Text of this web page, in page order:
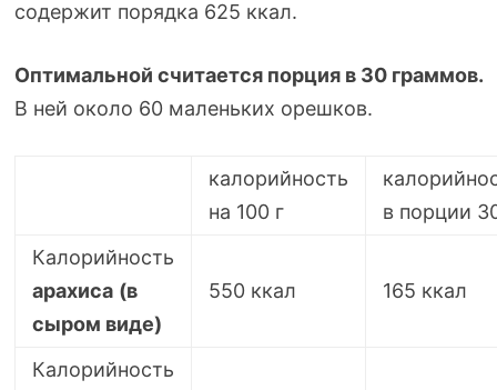
содержит порядка 625 ккал.
Оптимальной считается порция в 30 граммов.
В ней около 60 маленьких орешков.
калорийность
на 100 г
в порции
Калорийность
арахиса (в
сыром виде)
550 ккал 165 ккал
Калорийность